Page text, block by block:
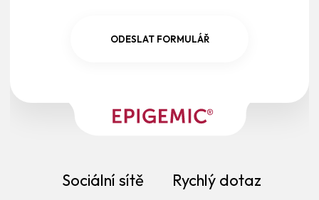
ODESLAT FORMULÁŘ
Sociální sítě Rychlý dotaz